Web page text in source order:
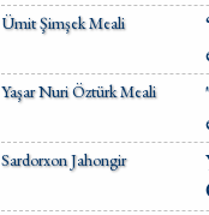
Ümit Şimşek Meali
Yaşar Nuri Öztürk Meali
Sardorxon Jahongir